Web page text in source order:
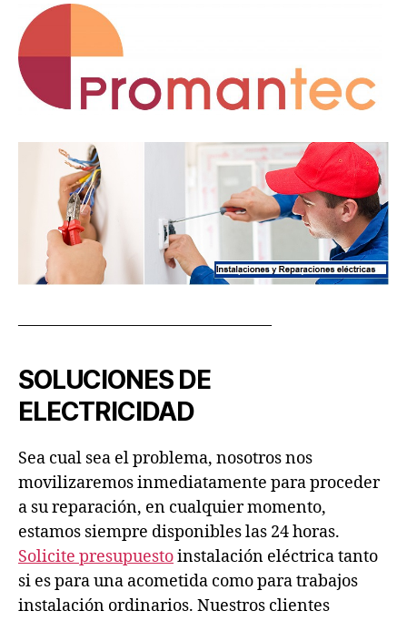
———————————————–
SOLUCIONES DE
ELECTRICIDAD
Sea cual sea el problema, nosotros nos
movilizaremos inmediatamente para proceder
a su reparación, en cualquier momento,
estamos siempre disponibles las 24 horas.
Solicite presupuestoinstalación eléctrica tanto
si es para una acometida como para trabajos
instalación ordinarios. Nuestros clientes